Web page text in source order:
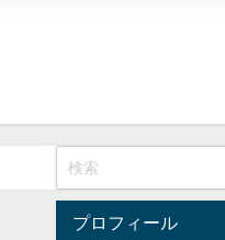
プロフィール